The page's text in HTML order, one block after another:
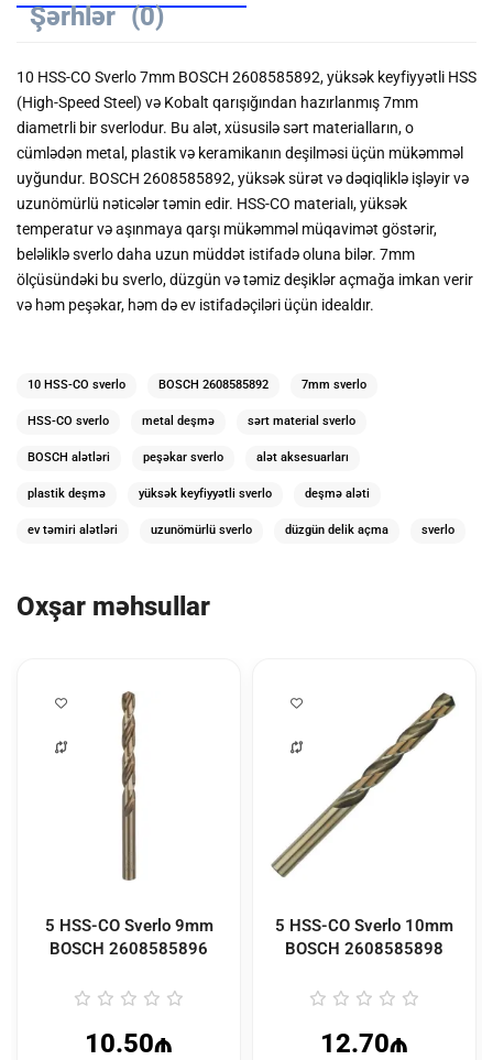
Şərhlər (0)
10 HSS-CO Sverlo 7mm BOSCH 2608585892, yüksək keyfiyyətli HSS
(High-Speed Steel) və Kobalt qarışığından hazırlanmış 7mm
diametrli bir sverlodur. Bu alət, xüsusilə sərt materialların, o
cümlədən metal, plastik və keramikanın deşilməsi üçün mükəmməl
uyğundur. BOSCH 2608585892, yüksək sürət və dəqiqliklə işləyir və
uzunömürlü nəticələr təmin edir. HSS-CO materialı, yüksək
temperatur və aşınmaya qarşı mükəmməl müqavimət göstərir,
beləliklə sverlo daha uzun müddət istifadə oluna bilər. 7mm
ölçüsündəki bu sverlo, düzgün və təmiz deşiklər açmağa imkan verir
və həm peşəkar, həm də ev istifadəçiləri üçün idealdır.
10 HSS-CO sverlo BOSCH 2608585892 7mm sverlo
HSS-CO sverlo metal deşmə sərt material sverlo
BOSCH alətləri peşəkar sverlo alət aksesuarları
plastik deşmə yüksək keyfiyyətli sverlo deşmə aləti
ev təmiri alətləri uzunömürlü sverlo düzgün delik açma sverlo
Oxşar məhsullar
5 HSS-CO Sverlo 9mm
BOSCH 2608585896
10.50₼
5 HSS-CO Sverlo 10mm
BOSCH 2608585898
12.70₼